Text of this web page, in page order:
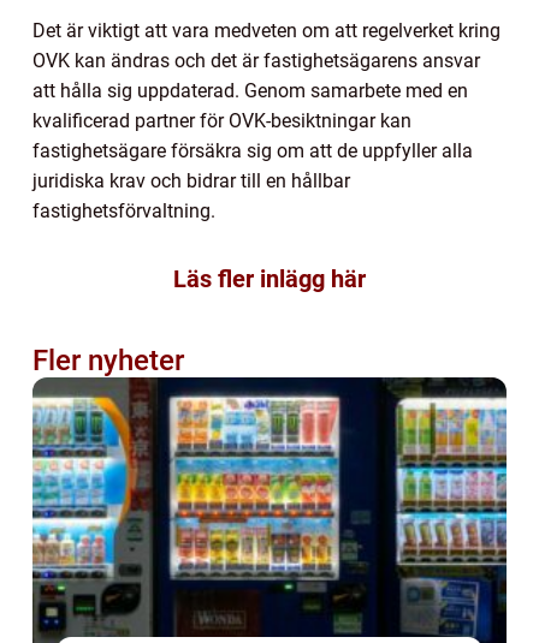
Det är viktigt att vara medveten om att regelverket kring
OVK kan ändras och det är fastighetsägarens ansvar
att hålla sig uppdaterad. Genom samarbete med en
kvalificerad partner för OVK-besiktningar kan
fastighetsägare försäkra sig om att de uppfyller alla
juridiska krav och bidrar till en hållbar
fastighetsförvaltning.
Läs fler inlägg här
Fler nyheter